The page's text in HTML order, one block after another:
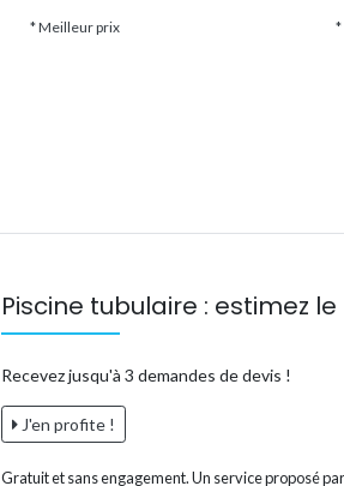
* Meilleur prix *
Piscine tubulaire : estimez le
Recevez jusqu'à 3 demandes de devis !
J'en profite !
Gratuit et sans engagement. Un service proposé